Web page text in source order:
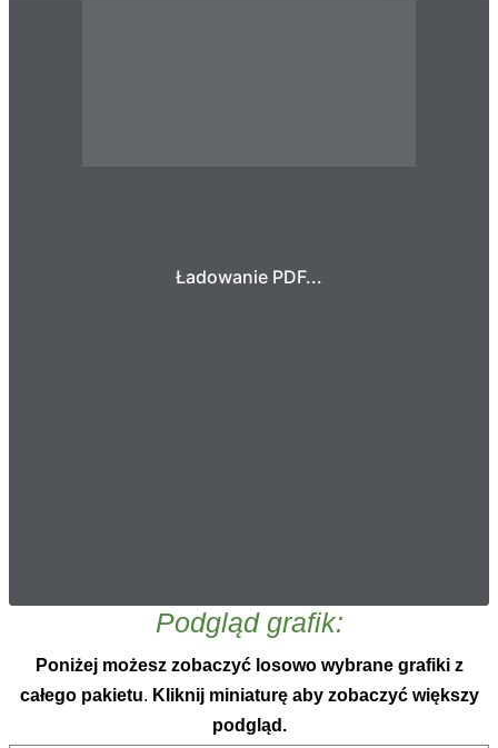
Ładowanie PDF...
Podgląd grafik:
Poniżej możesz zobaczyć losowo wybrane grafiki z
całego pakietu. Kliknij miniaturę aby zobaczyć większy
podgląd.